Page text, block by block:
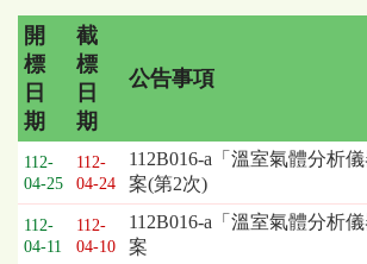
招
標
採
購
列
開
標
日
期
截
標
日
期
公告事項
112-
04-25
112-
04-24
112B016-a「溫室氣體分析
案(第2次)
112-
04-11
112-
04-10
112B016-a「溫室氣體分析
案